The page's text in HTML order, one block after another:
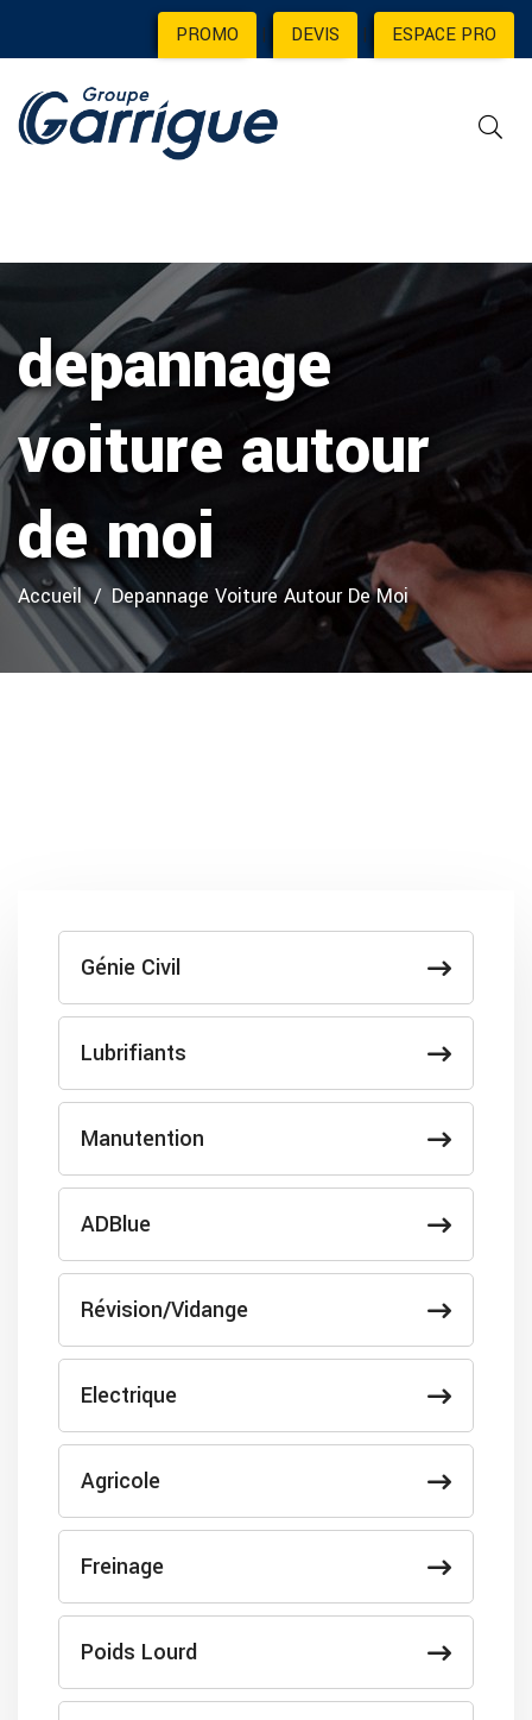
PROMO | DEVIS | ESPACE PRO
depannage
voiture autour
de moi
Accueil Depannage Voiture Autour De Moi
Génie Civil
Lubrifiants
Manutention
ADBlue
Révision/Vidange
Electrique
Agricole
Freinage
Poids Lourd